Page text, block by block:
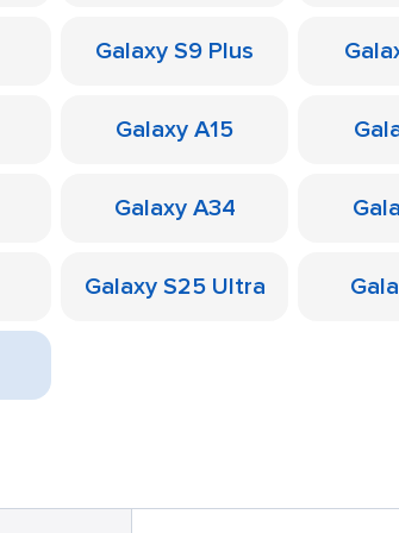
Galaxy S9 Plus
Galaxy A15
Galaxy A34
Galaxy S25 Ultra